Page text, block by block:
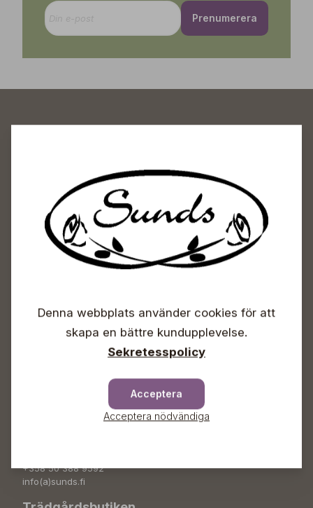
Prenumerera
Sunds Trädgårdscenter
Öppet
Vardagar 09-18
Lördagar 09-16
+358 50 388 9592
info(a)sunds.fi
+358 50 388 9592
info(a)sunds.fi
Denna webbplats använder cookies för att
skapa en bättre kundupplevelse.
Sekretesspolicy
Acceptera
Acceptera nödvändiga